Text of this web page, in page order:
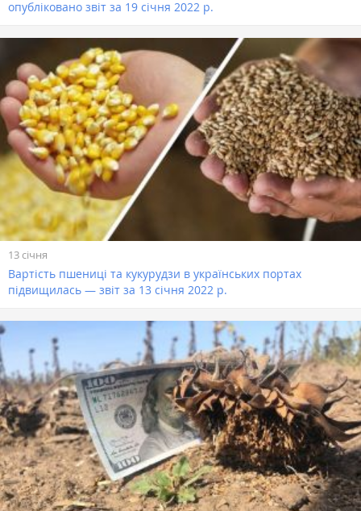
опубліковано звіт за 19 січня 2022 р.
13 січня
Вартість пшениці та кукурудзи в українських портах
підвищилась — звіт за 13 січня 2022 р.